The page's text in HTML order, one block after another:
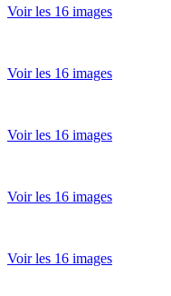
Voir les 16 images
Voir les 16 images
Voir les 16 images
Voir les 16 images
Voir les 16 images